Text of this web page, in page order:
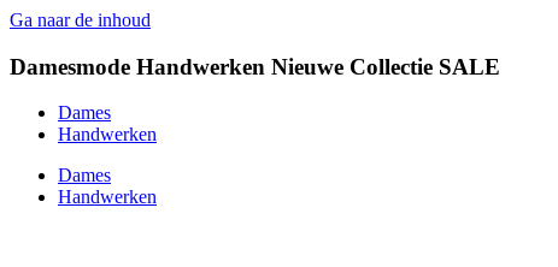
Ga naar de inhoud
Damesmode Handwerken Nieuwe Collectie SALE
Dames
Handwerken
Dames
Handwerken